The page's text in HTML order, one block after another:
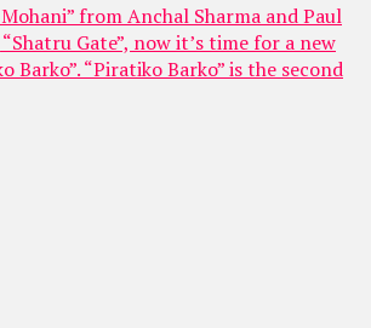
from Anchal Sharma and Paul
Gate”, now it’s time for a new
Barko”. “Piratiko Barko” is the second